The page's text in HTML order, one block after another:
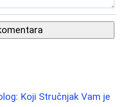
Koji Stručnjak Vam je